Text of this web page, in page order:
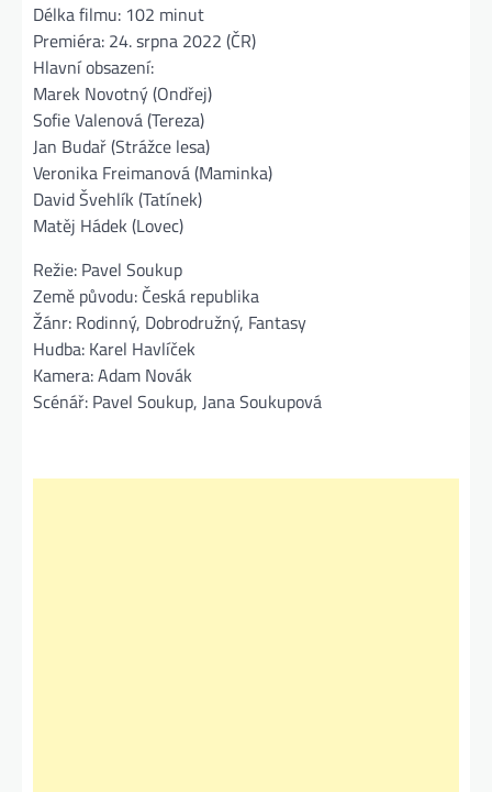
Délka filmu: 102 minut
Premiéra: 24. srpna 2022 (ČR)
Hlavní obsazení:
Marek Novotný (Ondřej)
Sofie Valenová (Tereza)
Jan Budař (Strážce lesa)
Veronika Freimanová (Maminka)
David Švehlík (Tatínek)
Matěj Hádek (Lovec)
Režie: Pavel Soukup
Země původu: Česká republika
Žánr: Rodinný, Dobrodružný, Fantasy
Hudba: Karel Havlíček
Kamera: Adam Novák
Scénář: Pavel Soukup, Jana Soukupová